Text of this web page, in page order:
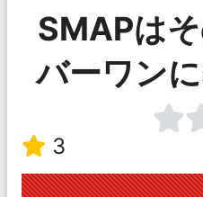
SMAPは
バーワン
3